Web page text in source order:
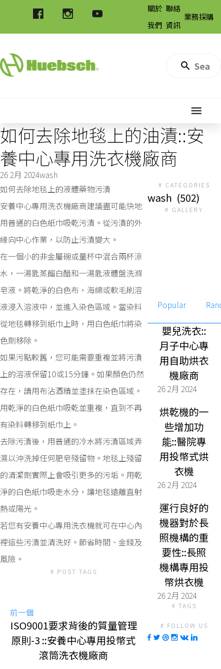
關於
我們
聯絡
資訊
業務採購
如何去除地毯上的油漬::安
養中心專用洗衣機廠商
26 2月 2024wash
如何去除地毯上的液體藥物污漬
安養中心專用洗衣機廠商建議盡可能快地
用普通的白色紙巾吸乾污漬。從污漬的外
緣向中心作業，以防止污漬變大。
在一個小的非金屬碗或量杯中混合兩杯涼
水，一湯匙蒸餾白醋和一湯匙液體盤洗滌
皂液。將乾淨的白色布，海綿或軟毛刷溶
液浸入溶液中，並進入染色區域。當染料
從地毯轉移到紙巾上時，用白色紙巾將染
色劑移除。
如果污點較舊，您可能需要重複並將污漬
上的溶液保留10或15分鐘。如果顏色仍然
存在，請用布沾酒精並塗抹在染色區域。
用乾淨的白色紙巾吸乾並重複，直到不再
有染料轉移到紙巾上。
去除污漬後，用普通的冷水將污漬區域弄
濕以沖洗掉任何肥皂殘留物。地毯上殘留
的清潔劑實際上會吸引更多的污垢。用乾
淨的白色紙巾吸走水分，讓地毯遠離直射
熱或陽光。
若您有安養中心專用洗衣機就可在中心內
裡這些污漬並清洗好。節省時間、金錢及
風險。
# POST TAGS
前一個
ISO9001要求背後的質量管理
原則-3 ::安養中心專用投幣式
滾筒洗衣機廠商
# CATEGORIES
wash (502)
# GALLERY
Popular
嬰兒洗衣::
月子中心專
用自助烘衣
機廠商
26 2月 2024
烘乾機的一
些增加功
能::醫院專
用投幣式烘
衣機
26 2月 2024
運行良好的
機器對於長
照機構的重
要性::長照
機構專用投
幣烘衣機
26 2月 2024
# TAGS
# FOLLOW US